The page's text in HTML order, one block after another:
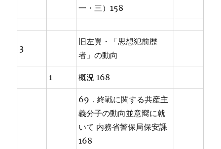
一・三）158
3
旧左翼・「思想犯前歴
者」の動向
1 概況 168
69．終戦に関する共産主
義分子の動向並意嚮に就
いて 内務省警保局保安課
168